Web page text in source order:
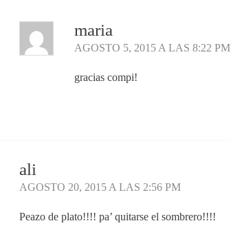
maria
AGOSTO 5, 2015 A LAS 8:22 PM
gracias compi!
ali
AGOSTO 20, 2015 A LAS 2:56 PM
Peazo de plato!!!! pa’ quitarse el sombrero!!!!